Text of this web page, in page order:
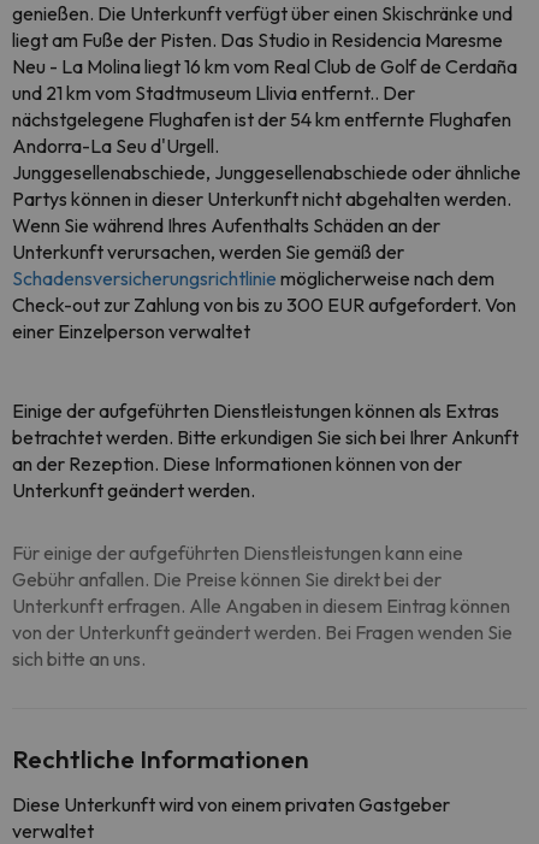
genießen. Die Unterkunft verfügt über einen Skischränke und
liegt am Fuße der Pisten. Das Studio in Residencia Maresme
Neu - La Molina liegt 16 km vom Real Club de Golf de Cerdaña
und 21 km vom Stadtmuseum Llivia entfernt.. Der
nächstgelegene Flughafen ist der 54 km entfernte Flughafen
Andorra-La Seu d'Urgell.
Junggesellenabschiede, Junggesellenabschiede oder ähnliche
Partys können in dieser Unterkunft nicht abgehalten werden.
Wenn Sie während Ihres Aufenthalts Schäden an der
Unterkunft verursachen, werden Sie gemäß der
Schadensversicherungsrichtlinie möglicherweise nach dem
Check-out zur Zahlung von bis zu 300 EUR aufgefordert. Von
einer Einzelperson verwaltet
Einige der aufgeführten Dienstleistungen können als Extras
betrachtet werden. Bitte erkundigen Sie sich bei Ihrer Ankunft
an der Rezeption. Diese Informationen können von der
Unterkunft geändert werden.
Für einige der aufgeführten Dienstleistungen kann eine
Gebühr anfallen. Die Preise können Sie direkt bei der
Unterkunft erfragen. Alle Angaben in diesem Eintrag können
von der Unterkunft geändert werden. Bei Fragen wenden Sie
sich bitte an uns.
Rechtliche Informationen
Diese Unterkunft wird von einem privaten Gastgeber
verwaltet